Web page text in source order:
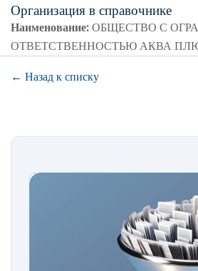
Организация в справочнике
Наименование:ОБЩЕСТВО С
ОТВЕТСТВЕННОСТЬЮ АКВА
← Назад к списку